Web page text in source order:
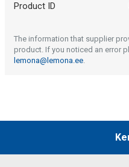
Product ID
The information that supplier
product. If you noticed an error
lemona@lemona.ee.